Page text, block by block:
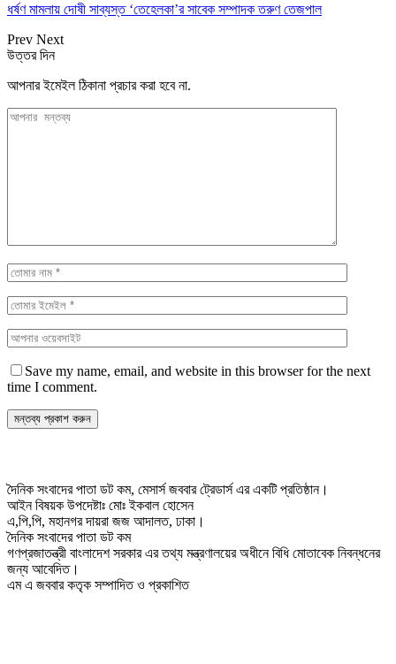
ধর্ষণ মামলায় দোষী সাব্যস্ত ‘তেহেলকা’র সাবেক সম্পাদক তরুণ তেজপাল
Prev Next
উত্তর দিন
আপনার ইমেইল ঠিকানা প্রচার করা হবে না.
Save my name, email, and website in this browser for the next
time I comment.
দৈনিক সংবাদের পাতা ডট কম, মেসার্স জববার ট্রেডার্স এর একটি প্রতিষ্ঠান।
আইন বিষয়ক উপদেষ্টাঃ মোঃ ইকবাল হোসেন
এ,পি,পি, মহানগর দায়রা জজ আদালত, ঢাকা।
দৈনিক সংবাদের পাতা ডট কম
গণপ্রজাতন্ত্রী বাংলাদেশ সরকার এর তথ্য মন্ত্রণালয়ের অধীনে বিধি মোতাবেক নিবন্ধনের
জন্য আবেদিত।
এম এ জববার কতৃক সম্পাদিত ও প্রকাশিত